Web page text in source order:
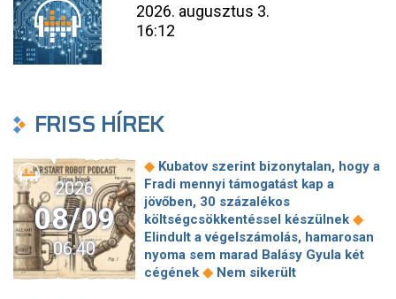
2026. augusztus 3.
16:12
FRISS HÍREK
2026
08/09
06:40
◆ Kubatov szerint bizonytalan, hogy a
Fradi mennyi támogatást kap a
jövőben, 30 százalékos
költségcsökkentéssel készülnek ◆
Elindult a végelszámolás, hamarosan
nyoma sem marad Balásy Gyula két
cégének ◆ Nem sikerült